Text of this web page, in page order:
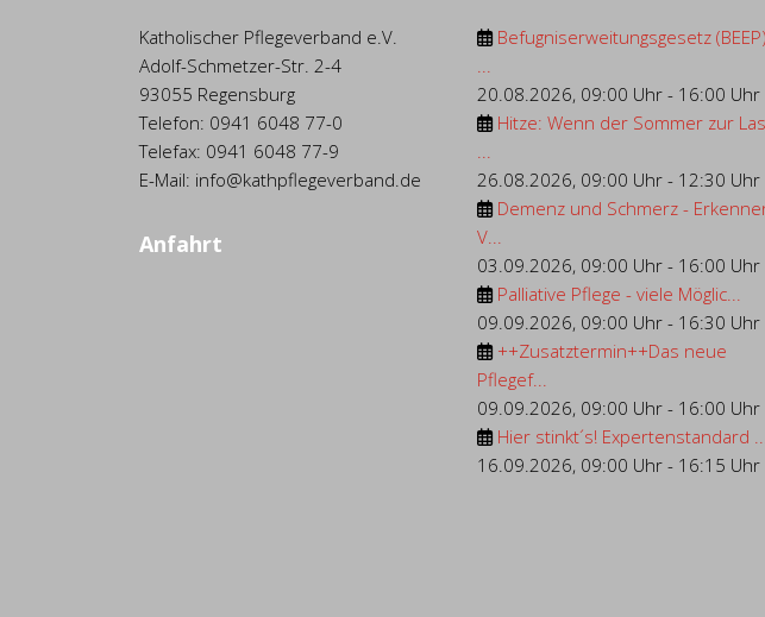
Katholischer Pflegeverband e.V.
Adolf-Schmetzer-Str. 2-4
93055 Regensburg
Telefon: 0941 6048 77-0
Telefax: 0941 6048 77-9
E-Mail: info@kathpflegeverband.de
Anfahrt
Befugniserweitungsgesetz (BEEP)
20.08.2026, 09:00 Uhr- 16:00 Uhr
Hitze: Wenn der Sommer zur
26.08.2026, 09:00 Uhr- 12:30 Uhr
Demenz und Schmerz -
V...
03.09.2026, 09:00 Uhr- 16:00 Uhr
Palliative Pflege - viele Möglic...
09.09.2026, 09:00 Uhr- 16:30 Uhr
++Zusatztermin++Das neue
Pflegef...
09.09.2026, 09:00 Uhr- 16:00 Uhr
Hier stinkt´s! Expertenstandard ...
16.09.2026, 09:00 Uhr- 16:15 Uhr